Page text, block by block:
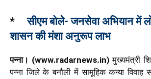
*सीएम बोले- जनसेवा अभियान में
शासन की मंशा अनुरूप लाभ
पन्ना। (www.radarnews.in)मुख्यमंत्री
पन्ना जिले के बनौली में सामूहिक कन्या